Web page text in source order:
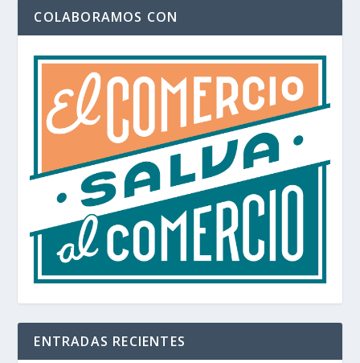
COLABORAMOS CON
ENTRADAS RECIENTES